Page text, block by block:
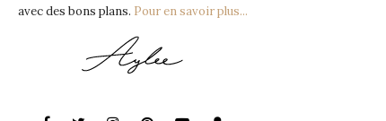
avec des bons plans. Pour en savoir plus...